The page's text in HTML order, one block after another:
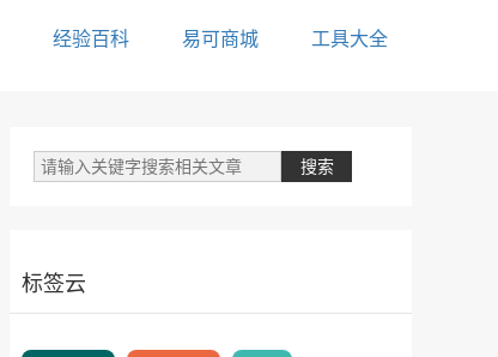
经验百科 易可商城 工具大全
标签云